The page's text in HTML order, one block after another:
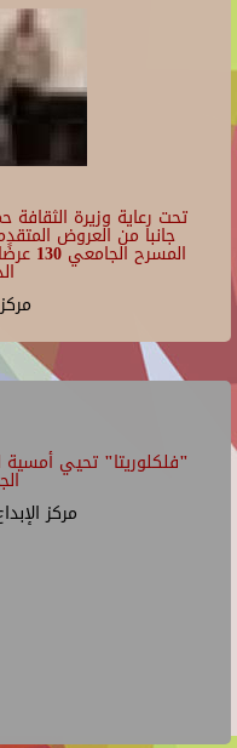
تحت رعاية وزيرة
جانبا من العروض
"فلكلوريتا" تحيي أمسية
مركز